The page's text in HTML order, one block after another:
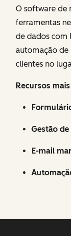
O software de
ferramentas
de dados com
automação de
clientes no
Recursos
Gestão
E-mail